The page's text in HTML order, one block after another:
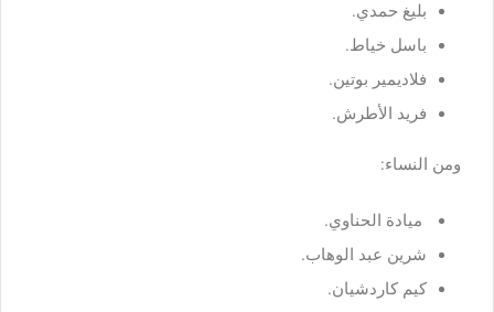
بليغ حمدي.
باسل خياط.
فلاديمير بوتين.
فريد الأطرش.
ومن النساء:
ميادة الحناوي.
شرين عبد الوهاب.
كيم كاردشيان.